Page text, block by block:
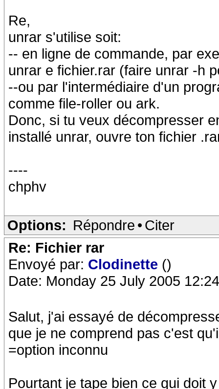
Re,
unrar s'utilise soit:
-- en ligne de commande, par
unrar e fichier.rar (faire unrar -h
--ou par l'intermédiaire d'un
comme file-roller ou ark.
Donc, si tu veux décompresser
installé unrar, ouvre ton fichier
----
chphv
Options: Répondre • Citer
Re: Fichier rar
Envoyé par: Clodinette ()
Date: Monday 25 July 2005
Salut, j'ai essayé de
que je ne comprend pas c'est
=option inconnu
Pourtant je tape bien ce qui doit